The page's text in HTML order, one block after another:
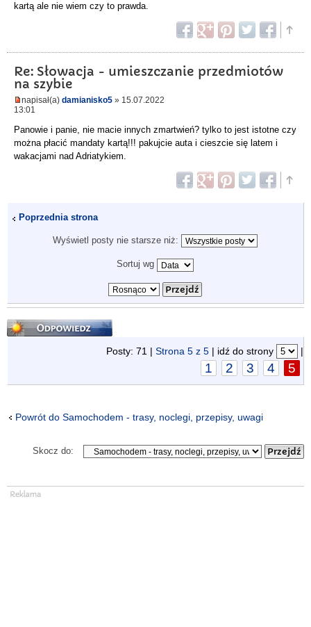
kartą ale nie wiem czy to prawda.
Re: Słowacja - umieszczanie przedmiotów
na szybie
napisał(a) damianisko5 » 15.07.2022
13:01
Panowie i panie, nie macie innych zmartwień? tylko to jest istotne czy
można płacić mandaty kartą!!! pakujcie auta i cieszcie się latem i
wakacjami nad Adriatykiem.
Poprzednia strona
Wyświetl posty nie starsze niż:
Sortuj wg
Odpowiedz
Posty: 71 | Strona 5 z 5 | idź do strony |
1 2 3 4 5
Powrót do Samochodem - trasy, noclegi, przepisy, uwagi
Skocz do: